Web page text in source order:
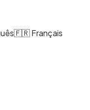
🇫🇷 Français